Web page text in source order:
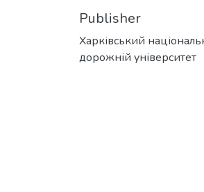
Publisher
Харківський
дорожній університет